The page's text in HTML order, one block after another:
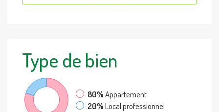
Type de bien
80%Appartement
20%Local professionnel